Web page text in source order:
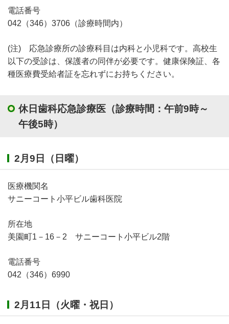
電話番号
042（346）3706（診療時間内）
(注) 応急診療所の診療科目は内科と小児科です。高校生
以下の受診は、保護者の同伴が必要です。健康保険証、各
種医療費受給者証を忘れずにお持ちください。
休日歯科応急診療医（診療時間：午前9時～
午後5時）
2月9日（日曜）
医療機関名
サニーコート小平ビル歯科医院
所在地
美園町1－16－2 サニーコート小平ビル2階
電話番号
042（346）6990
2月11日（火曜・祝日）